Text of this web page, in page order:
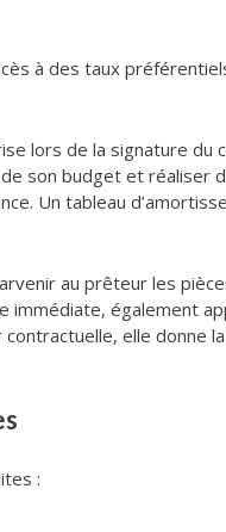
à des taux
lors de la signature du
son budget et réaliser
Un tableau
au prêteur les
immédiate, également
elle donne
: